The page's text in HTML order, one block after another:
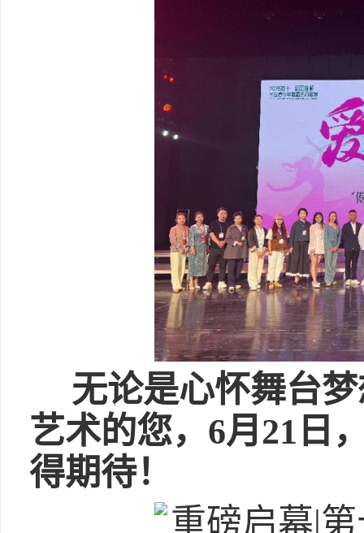
无论是心怀舞台
艺术的您， 6月21日
得期待！